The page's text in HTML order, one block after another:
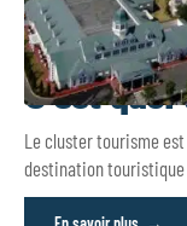
C’est
Le cluster tourisme
destination touristique